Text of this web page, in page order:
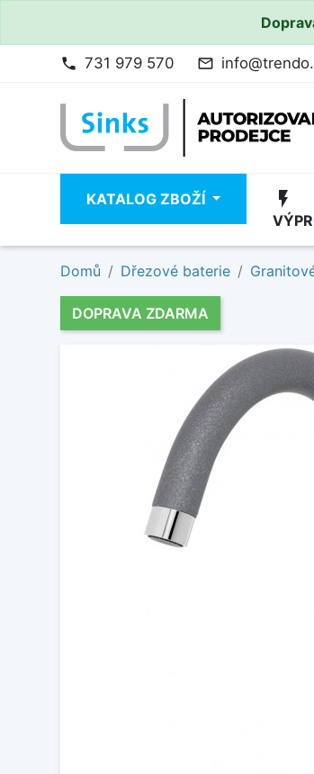
phone 731 979 570 mail_outline
KATALOG ZBOŽÍ flash_on
Domů Dřezové baterie
DOPRAVA ZDARMA